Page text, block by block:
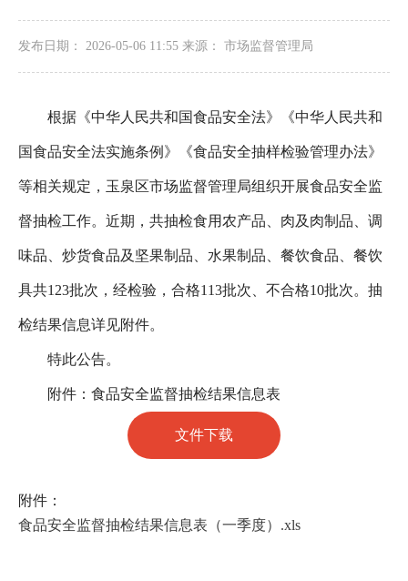
发布日期： 2026-05-06 11:55 来源： 市场监督管理局
根据《中华人民共和国食品安全法》《中华人民共和
国食品安全法实施条例》《食品安全抽样检验管理办法》
等相关规定， 玉泉区市场监督管理局组织开展食品安全监
督抽检工作。近期，共抽检食用农产品、 肉及肉制品 、调
味品、炒货食品及坚果制品、水果制品 餐饮食品、餐饮
具共123批次，经检验，合格113批次、不合格10批次。抽
检结果信息详见附件。
特此公告。
附件：食品安全监督抽检结果信息表
文件下载
附件：
食品安全监督抽检结果信息表（一季度）.xls